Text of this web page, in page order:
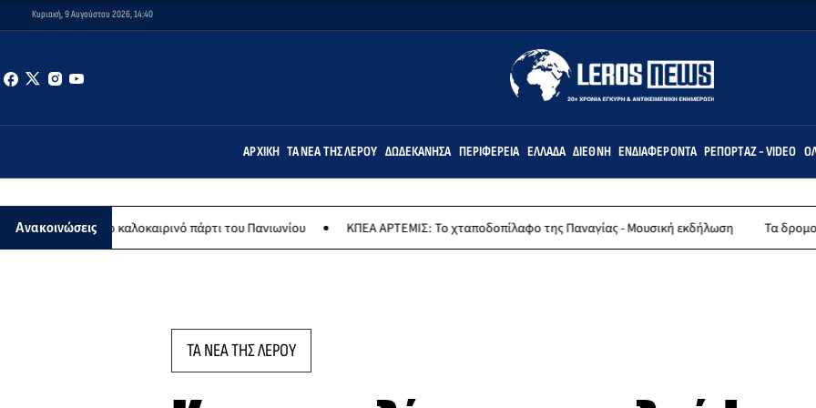
Κυριακή, 9 Αυγούστου 2026, 14:40
ΑΡΧΙΚΉ ΤΑ ΝΈΑ ΤΗΣ ΛΈΡΟΥ ΔΩΔΕΚΆΝΗΣΑ ΠΕΡΙΦΈΡΕΙΑ ΕΛΛΆΔΑ ΔΙΕΘΝΉ ΕΝΔΙΑΦΈΡΟΝΤΑ ΡΕΠΟΡΤΆΖ - VIDEO
Ανακοινώσεις
το καλοκαιρινό πάρτι του Πανιωνίου ΚΠΕΑ ΑΡΤΕΜΙΣ: Το χταποδοπίλαφο της Παναγίας - Μουσική εκδήλωση Τα δρομολόγια πλοίων
ΤΑ ΝΕΑ ΤΗΣ ΛΕΡΟΥ